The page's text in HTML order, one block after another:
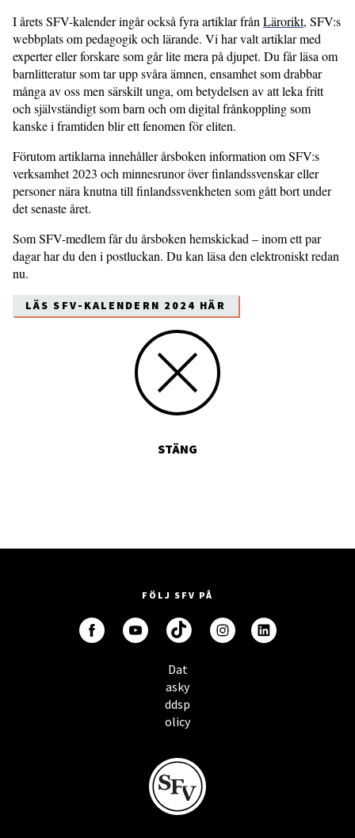
I årets SFV-kalender ingår också fyra artiklar från Lärorikt, SFV:s
webbplats om pedagogik och lärande. Vi har valt artiklar med
experter eller forskare som går lite mera på djupet. Du får läsa om
barnlitteratur som tar upp svåra ämnen, ensamhet som drabbar
många av oss men särskilt unga, om betydelsen av att leka fritt
och självständigt som barn och om digital frånkoppling som
kanske i framtiden blir ett fenomen för eliten.
Förutom artiklarna innehåller årsboken information om SFV:s
verksamhet 2023 och minnesrunor över finlandssvenskar eller
personer nära knutna till finlandssvenkheten som gått bort under
det senaste året.
Som SFV-medlem får du årsboken hemskickad – inom ett par
dagar har du den i postluckan. Du kan läsa den elektroniskt redan
nu.
LÄS SFV-KALENDERN 2024 HÄR
STÄNG
FÖLJ SFV PÅ
Dat
asky
ddsp
olicy